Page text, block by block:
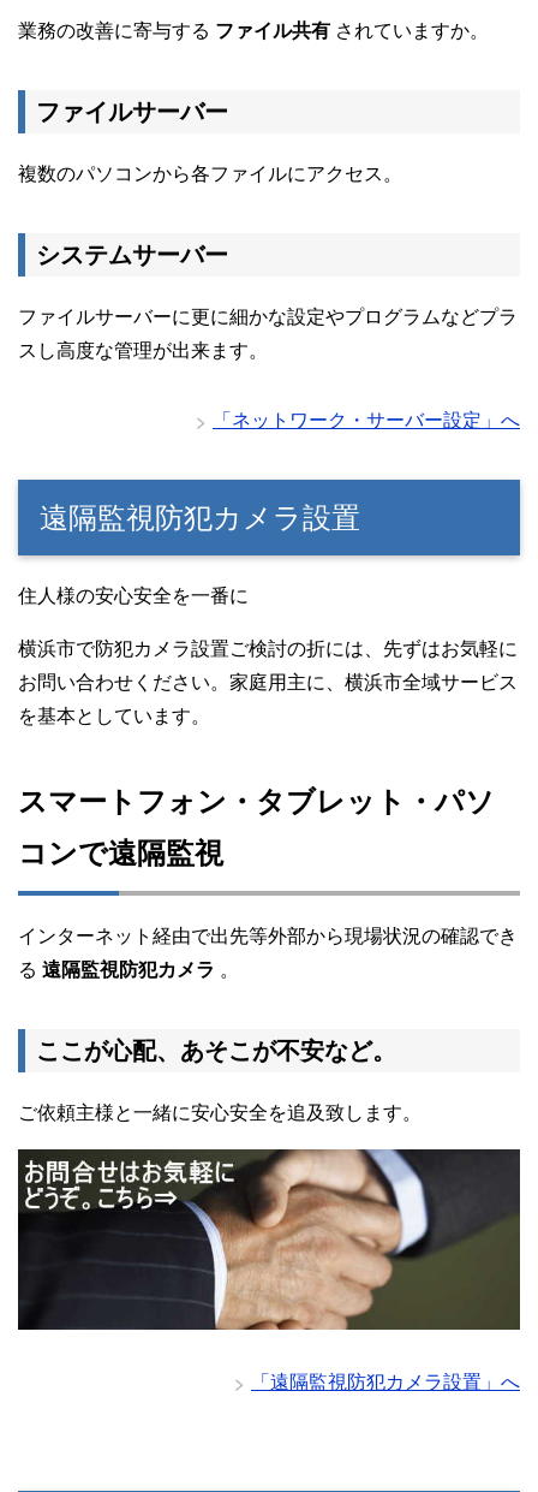
業務の改善に寄与する ファイル共有 されていますか。
ファイルサーバー
複数のパソコンから各ファイルにアクセス。
システムサーバー
ファイルサーバーに更に細かな設定やプログラムなどプラ
スし高度な管理が出来ます。
「ネットワーク・サーバー設定」へ
遠隔監視防犯カメラ設置
住人様の安心安全を一番に
横浜市で防犯カメラ設置ご検討の折には、先ずはお気軽に
お問い合わせください。家庭用主に、横浜市全域サービス
を基本としています。
スマートフォン・タブレット・パソ
コンで遠隔監視
インターネット経由で出先等外部から現場状況の確認でき
る 遠隔監視防犯カメラ 。
ここが心配、あそこが不安など。
ご依頼主様と一緒に安心安全を追及致します。
「遠隔監視防犯カメラ設置」へ